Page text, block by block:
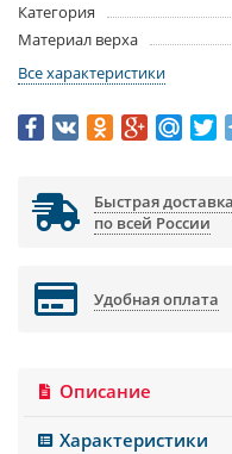
Категория
Материал верха
Все характеристики
Быстрая доставка
по всей России
Удобная оплата
Описание
Характеристики